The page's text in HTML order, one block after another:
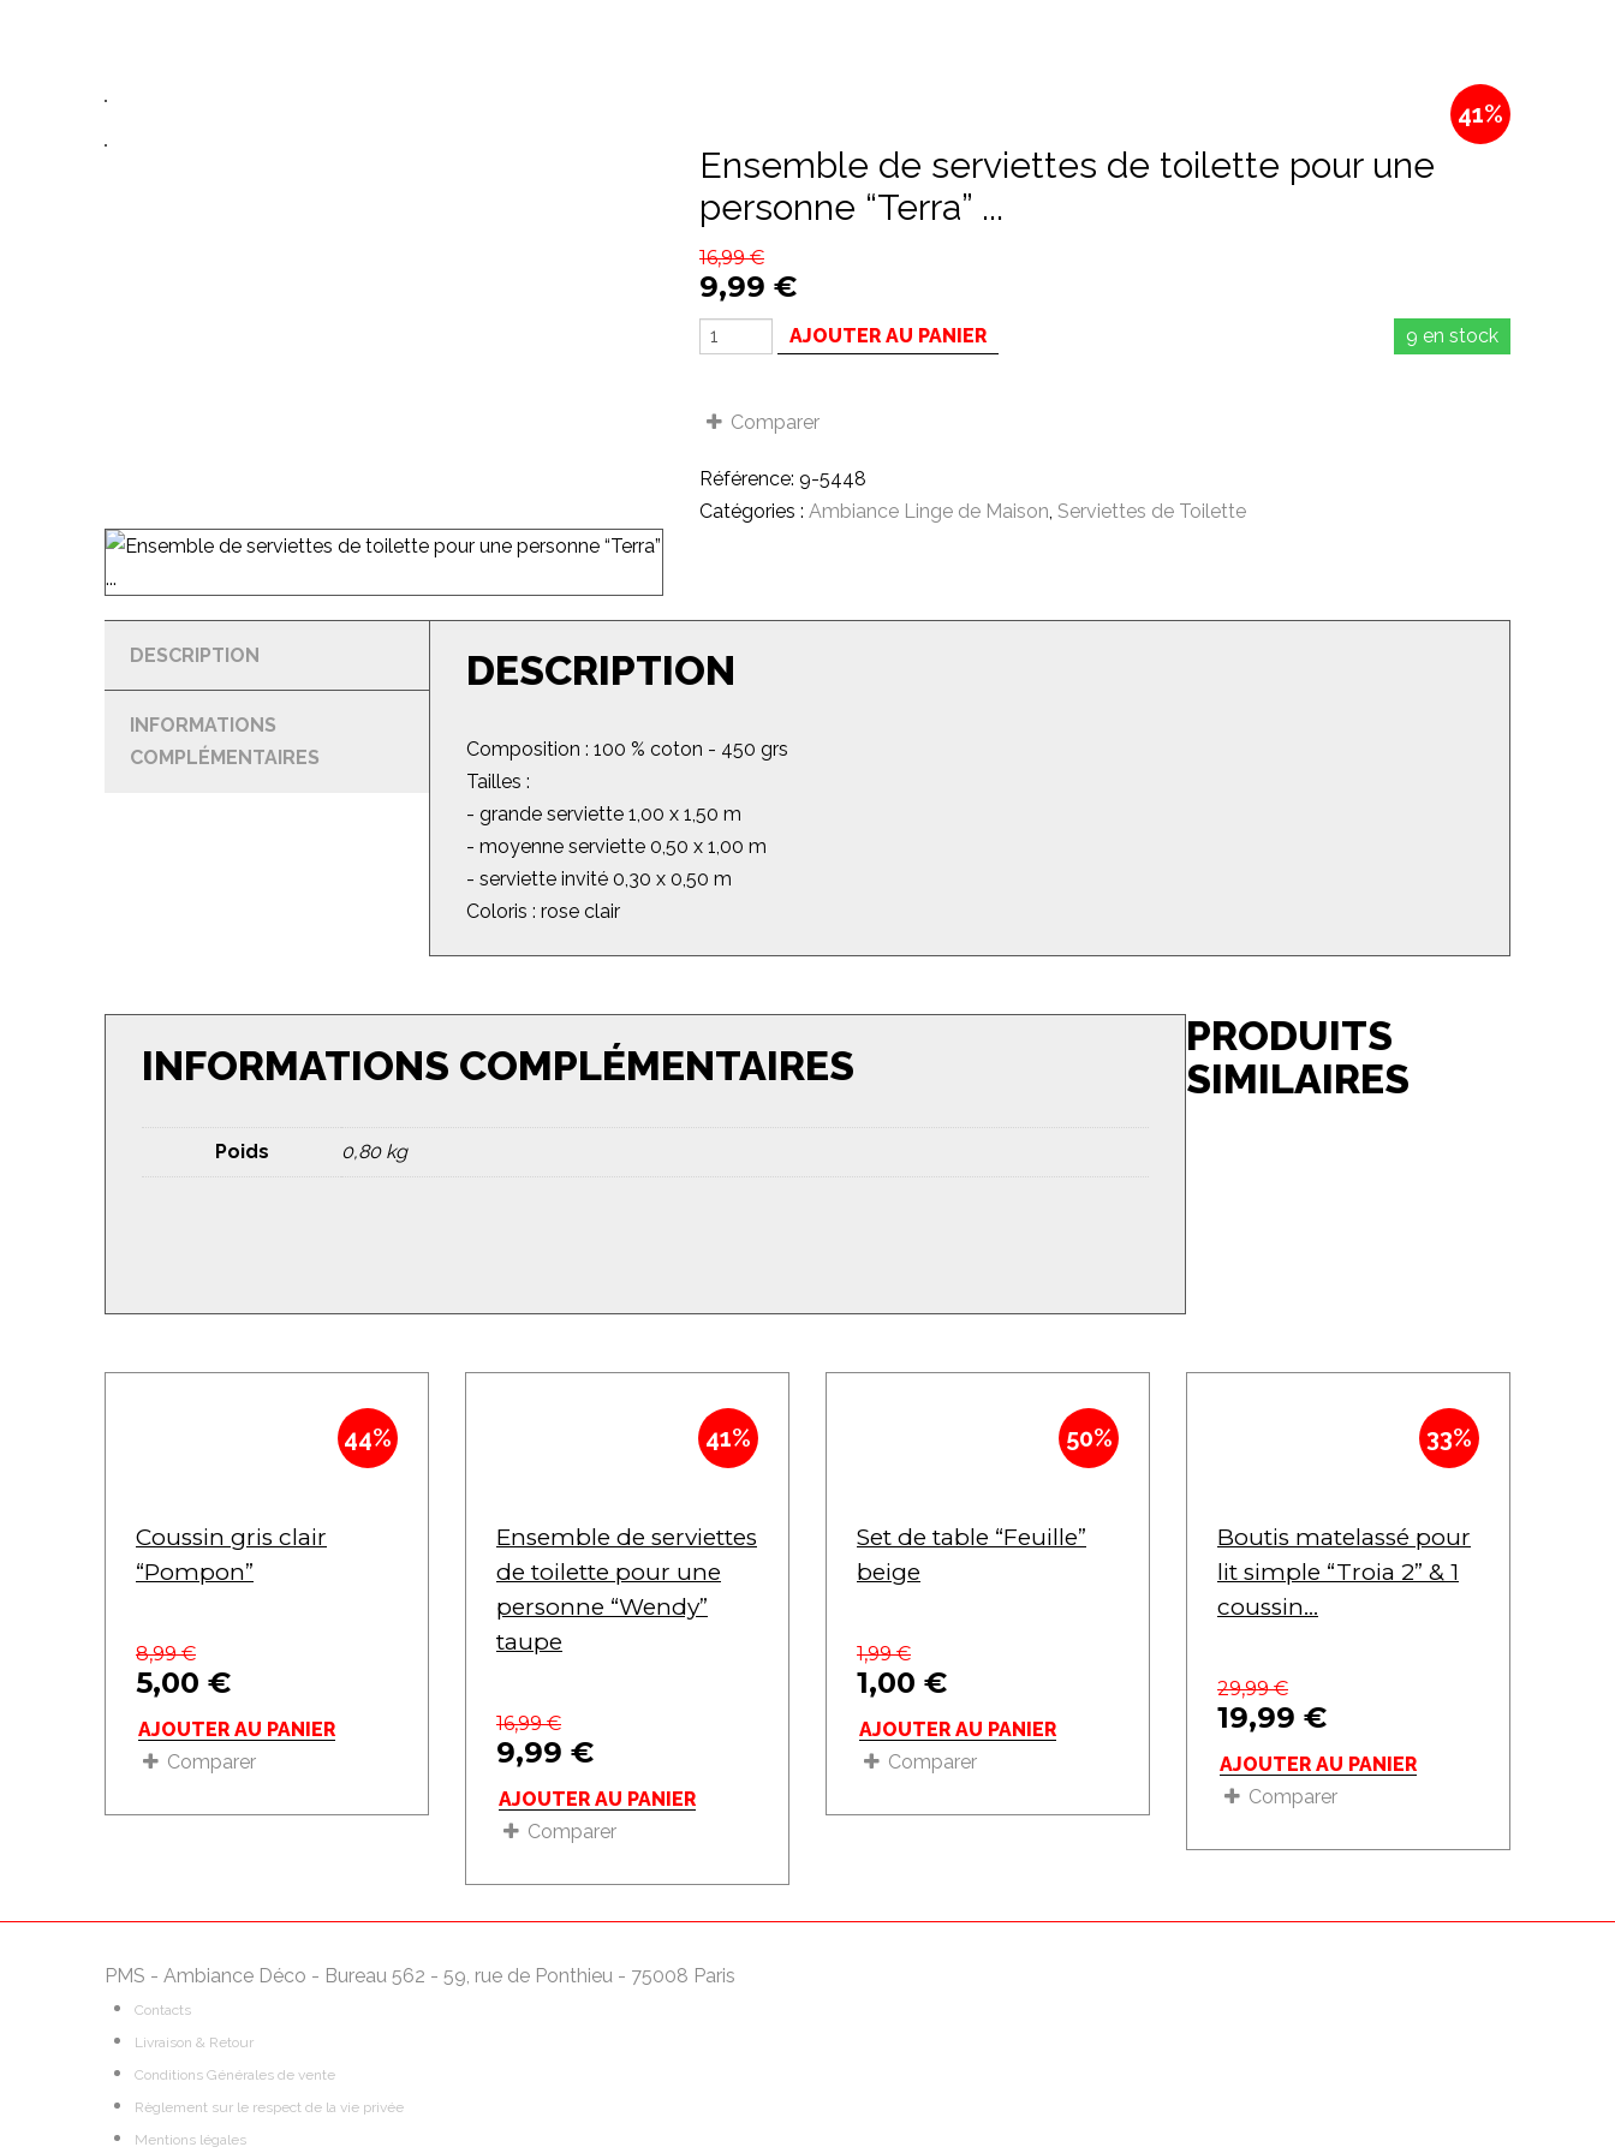
41%
Ensemble de serviettes de toilette pour une
personne “Terra” ...
16,99€
9,99 €
9 en stock
AJOUTER AU PANIER
Comparer
Référence: 9-5448
Catégories : Ambiance Linge de Maison, Serviettes de Toilette
DESCRIPTION
INFORMATIONS
COMPLÉMENTAIRES
DESCRIPTION
Composition : 100 % coton - 450 grs
Tailles :
- grande serviette 1,00 x 1,50 m
- moyenne serviette 0,50 x 1,00 m
- serviette invité 0,30 x 0,50 m
Coloris : rose clair
INFORMATIONS COMPLÉMENTAIRES
Poids 0,80 kg
PRODUITS
SIMILAIRES
44%
Coussin gris clair
“Pompon”
8,99€
5,00 €
AJOUTER AU PANIER
Comparer
41%
Ensemble de serviettes
de toilette pour une
personne “Wendy”
taupe
16,99€
9,99 €
AJOUTER AU PANIER
Comparer
50%
Set de table “Feuille”
beige
1,99€
1,00 €
AJOUTER AU PANIER
Comparer
33%
Boutis matelassé pour
lit simple “Troia 2” & 1
coussin...
29,99€
19,99 €
AJOUTER AU PANIER
Comparer
PMS - Ambiance Déco - Bureau 562 - 59, rue de Ponthieu - 75008 Paris
Contacts
Livraison & Retour
Conditions Générales de vente
Règlement sur le respect de la vie privée
Mentions légales